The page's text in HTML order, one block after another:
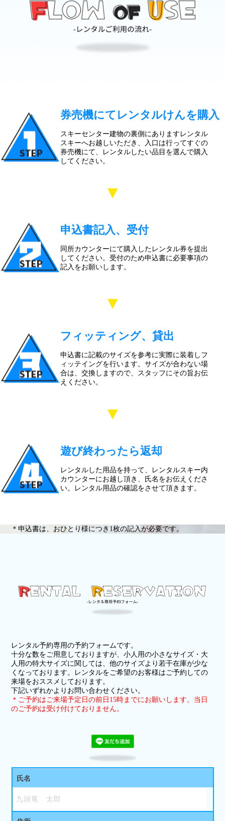
券売機にてレンタルけんを購入
スキーセンター建物の裏側にありますレンタル
スキーへお越しいただき、入口は行ってすぐの
券売機にて、レンタルしたい品目を選んで購入
してください。
▼
申込書記入、受付
同所カウンターにて購入したレンタル券を提出
してください。受付のため申込書に必要事項の
記入をお願いします。
▼
フィッティング、貸出
申込書に記載のサイズを参考に実際に装着しフ
ィッテイングを行います。サイズが合わない場
合は、交換しますので、スタッフにその旨お伝
えください。
▼
遊び終わったら返却
レンタルした用品を持って、レンタルスキー内
カウンターにお越し頂き、氏名をお伝えくださ
い。レンタル用品の確認をさせて頂きます。
＊申込書は、おひとり様につき1枚の記入が必要です。
レンタル予約専用の予約フォームです。
十分な数をご用意しておりますが、小人用の小さなサイズ・大
人用の特大サイズに関しては、他のサイズより若干在庫が少な
くなっております。レンタルをご希望のお客様はご予約しての
来場をおススメしております。
下記いずれかよりお問い合わせください。
＊ご予約はご来場予定日の前日15時までにお願いします。当日
のご予約は受け付けておりません。
氏名